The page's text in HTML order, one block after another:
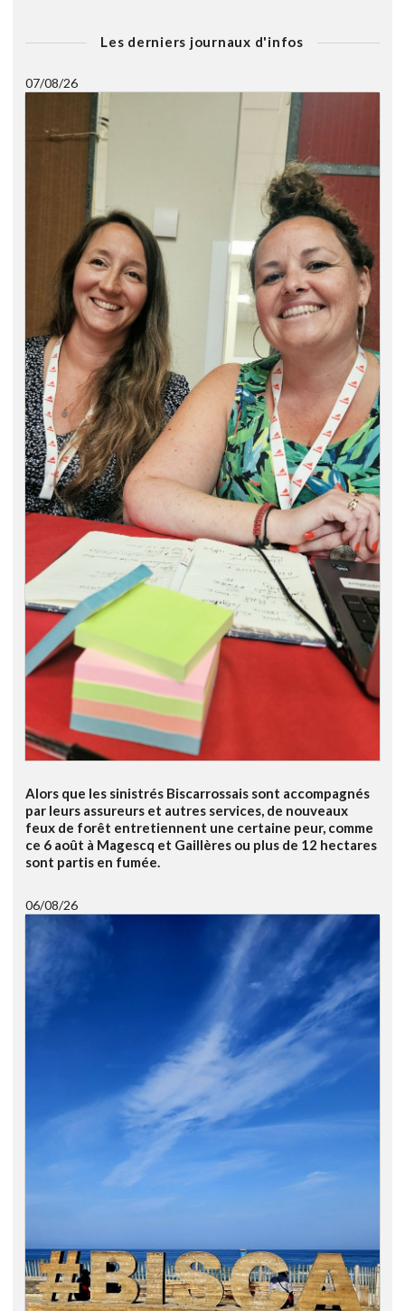
Les derniers journaux d'infos
07/08/26
Alors que les sinistrés Biscarrossais sont accompagnés
par leurs assureurs et autres services, de nouveaux
feux de forêt entretiennent une certaine peur, comme
ce 6 août à Magescq et Gaillères ou plus de 12 hectares
sont partis en fumée.
06/08/26